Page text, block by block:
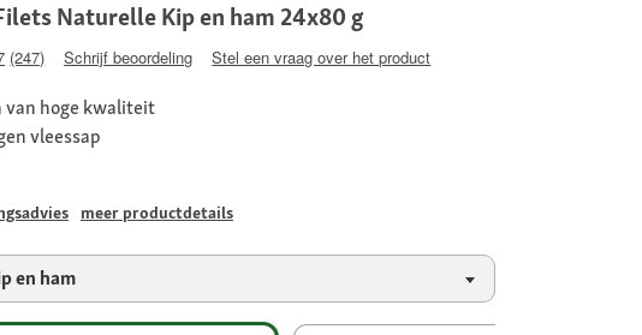
Naturelle Kip en ham 24x80 g
(247) Schrijf beoordeling Stel een vraag over het product
hoge kwaliteit
vleessap
meer productdetails
en ham